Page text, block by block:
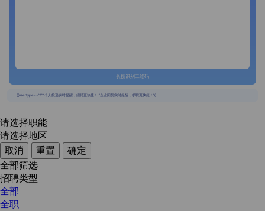
长按识别二维码
{{usertype=='2'?'个人投递实时提醒，招聘更快捷！':'企业回复实时提醒，求职更快捷！'}}
请选择职能
请选择地区
取消
重置
确定
全部筛选
招聘类型
全部
全职